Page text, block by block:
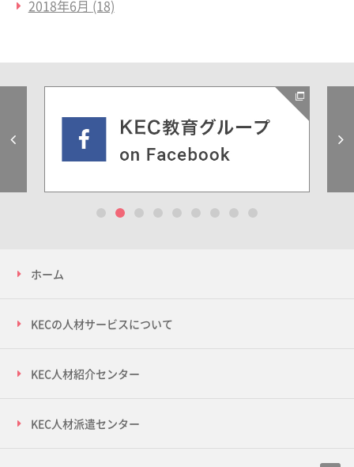
2018年6月 (18)
ホーム
KECの人材サービスについて
KEC人材紹介センター
KEC人材派遣センター